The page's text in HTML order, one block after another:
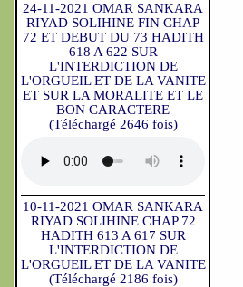
24-11-2021 OMAR SANKARA
RIYAD SOLIHINE FIN CHAP
72 ET DEBUT DU 73 HADITH
618 A 622 SUR
L'INTERDICTION DE
L'ORGUEIL ET DE LA VANITE
ET SUR LA MORALITE ET LE
BON CARACTERE
(Téléchargé 2646 fois)
10-11-2021 OMAR SANKARA
RIYAD SOLIHINE CHAP 72
HADITH 613 A 617 SUR
L'INTERDICTION DE
L'ORGUEIL ET DE LA VANITE
(Téléchargé 2186 fois)